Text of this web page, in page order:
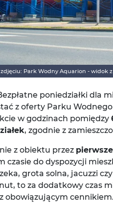
zdjęciu: Park Wodny Aquarion - widok
poniedziałki dla
z oferty Parku
w godzinach pomiędzy
, zgodnie z
z obiektu przez
czasie do dyspozycji
grota solna, jacuzzi
to za dodatkowy czas
obowiązującym cennikiem.